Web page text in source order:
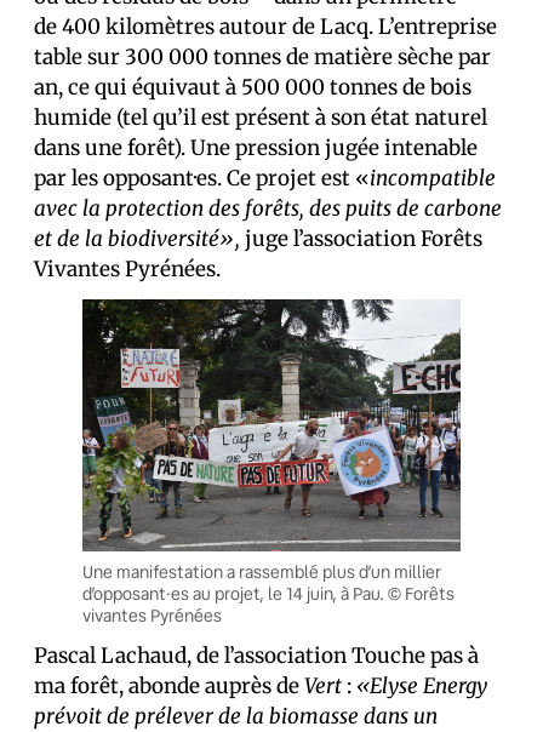
de 400 kilomètres autour de Lacq. L’entreprise
table sur 300 000 tonnes de matière sèche par
an, ce qui équivaut à 500 000 tonnes de bois
humide (tel qu’il est présent à son état naturel
dans une forêt). Une pression jugée intenable
par les opposant·es. Ce projet est «incompatible
avec la protection des forêts, des puits de carbone
et de la biodiversité», juge l’association Forêts
Vivantes Pyrénées.
Une manifestation a rassemblé plus d’un millier
d’opposant·es au projet, le 14 juin, à Pau. © Forêts
vivantes Pyrénées
Pascal Lachaud, de l’association Touche pas à
ma forêt, abonde auprès deVert : «Elyse Energy
prévoit de prélever de la biomasse dans un